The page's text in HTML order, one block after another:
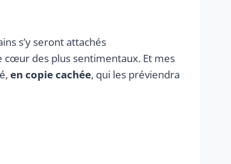
s’y seront attachés
cœur des plus sentimentaux. Et mes
en copie cachée, qui les préviendra